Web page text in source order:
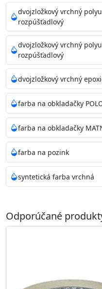
dvojzložkový vrchný
rozpúšťadlový
dvojzložkový vrchný
rozpúšťadlový
dvojzložkový vrchný
farba na obkladačky
farba na obkladačky
farba na pozink
syntetická farba vrchná
Odporúčané